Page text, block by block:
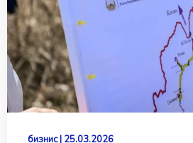
бизнис| 25.03.2026